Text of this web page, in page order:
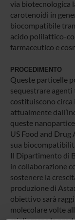
via biotecnologica
carotenoidi in
biocompatibile
acido polilattico-
farmaceutico e
PROCEDIMENTO
Queste particelle
sequestrare
costituiscono
attualmente
queste
US Food and
sua
Il Dipartimento di
in collaborazione
sostenere la
produzione di
obiettivo sarà
molecolare volte